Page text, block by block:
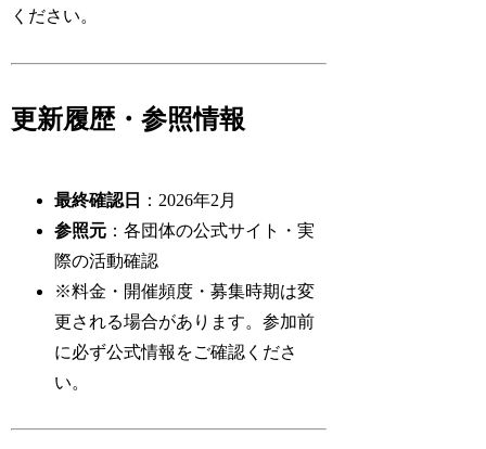
ください。
更新履歴・参照情報
最終確認日
：2026年2月
参照元 ：各団体の公式サイト・実
際の活動確認
※料金・開催頻度・募集時期は変
更される場合があります。参加前
に必ず公式情報をご確認くださ
い。